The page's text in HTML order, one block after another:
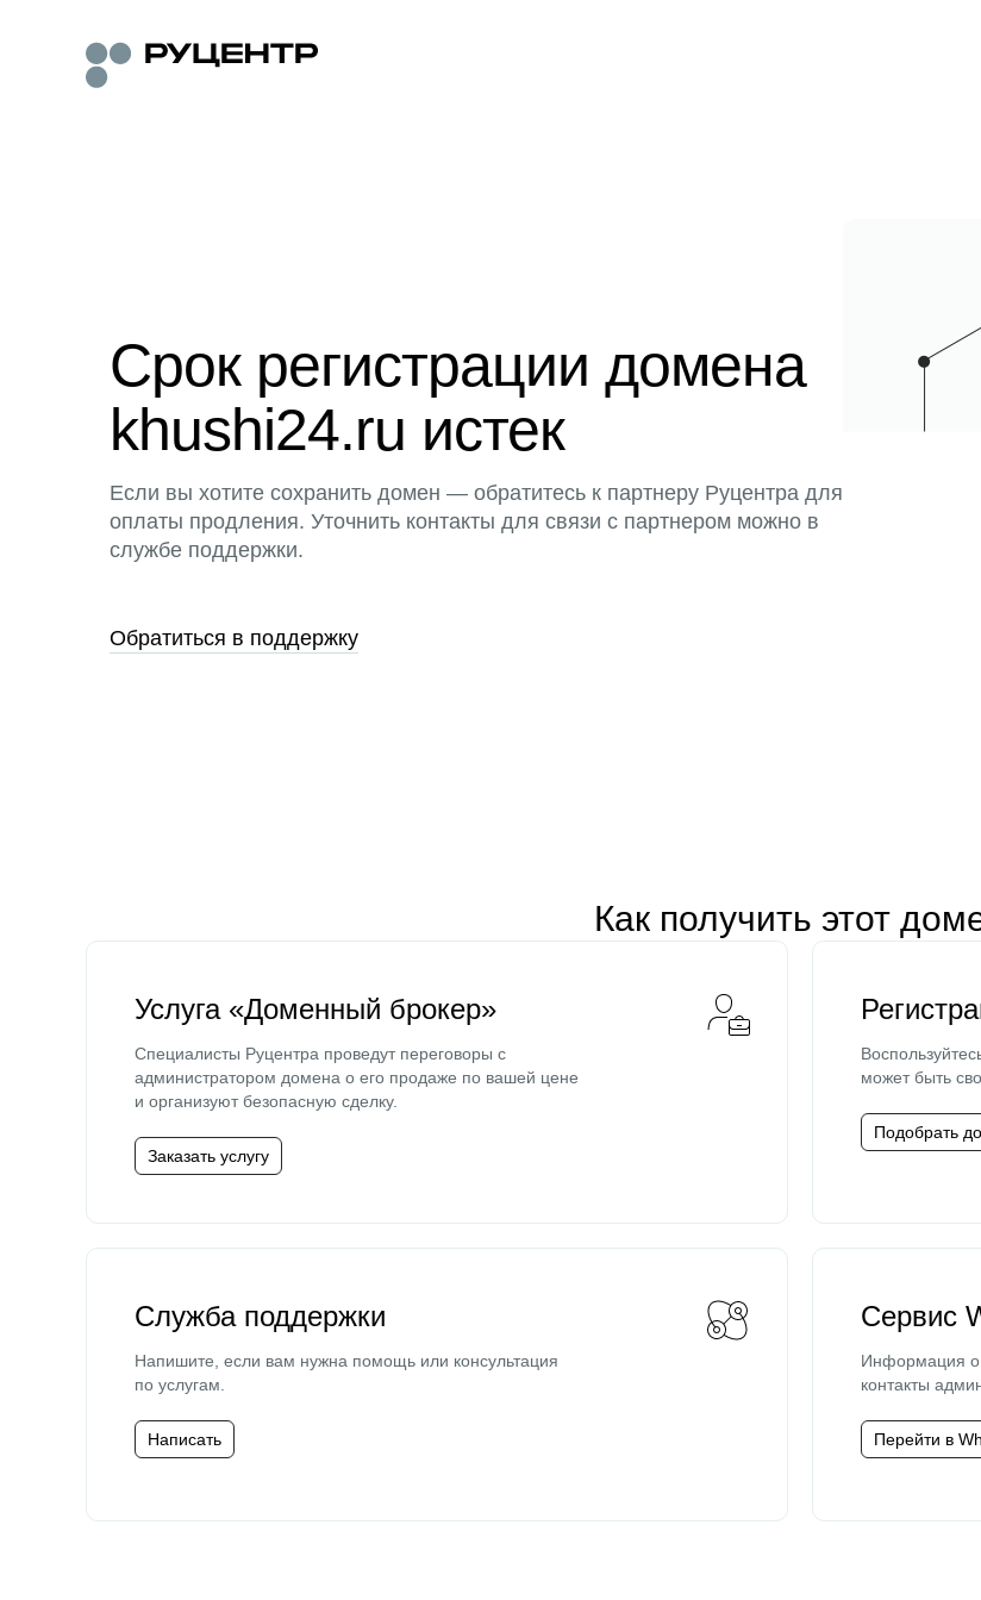
Срок регистрации домена
khushi24.ru истек
Если вы хотите сохранить домен — обратитесь к партнеру Руцентра для
оплаты продления. Уточнить контакты для связи с партнером можно в
службе поддержки.
Обратиться в поддержку
Как получить этот
Услуга «Доменный брокер»
Специалисты Руцентра проведут переговоры с
администратором домена о его продаже по вашей цене
и организуют безопасную сделку.
Заказать услугу
может быть
Подобрать
Служба поддержки
Напишите, если вам нужна помощь или консультация
по услугам.
Написать
Сервис
Информация о
контакты
Перейти в